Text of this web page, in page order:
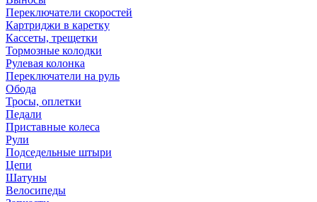
Переключатели скоростей
Картриджи в каретку
Кассеты, трещетки
Тормозные колодки
Рулевая колонка
Переключатели на руль
Обода
Тросы, оплетки
Педали
Приставные колеса
Рули
Подседельные штыри
Цепи
Шатуны
Велосипеды